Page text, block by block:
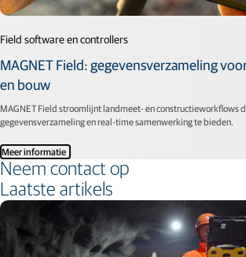
Field software en controllers
MAGNET Field: gegevensverzameling
en bouw
MAGNET Field stroomlijnt landmeet- en constructieworkflows
gegevensverzameling en real-time samenwerking te bieden.
Meer informatie
Neem contact op
Laatste artikels